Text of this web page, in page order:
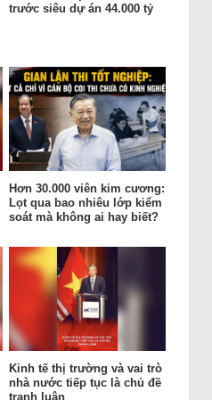
trước siêu dự án 44.000 tỷ
Hơn 30.000 viên kim cương:
Lọt qua bao nhiêu lớp kiểm
soát mà không ai hay biết?
Kinh tế thị trường và vai trò
nhà nước tiếp tục là chủ đề
tranh luận